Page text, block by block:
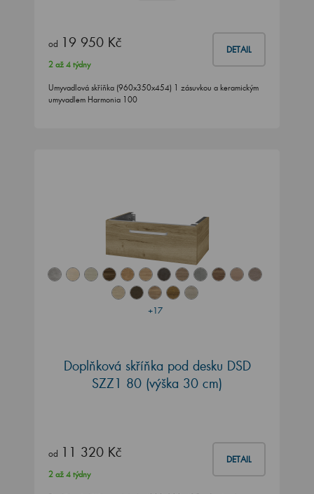
od 19 950 Kč DETAIL
2 až 4 týdny
Umyvadlová skříňka (960x350x454) 1 zásuvkou a keramickým
umyvadlem Harmonia 100
+17
Doplňková skříňka pod desku DSD
SZZ1 80 (výška 30 cm)
od 11 320 Kč DETAIL
2 až 4 týdny